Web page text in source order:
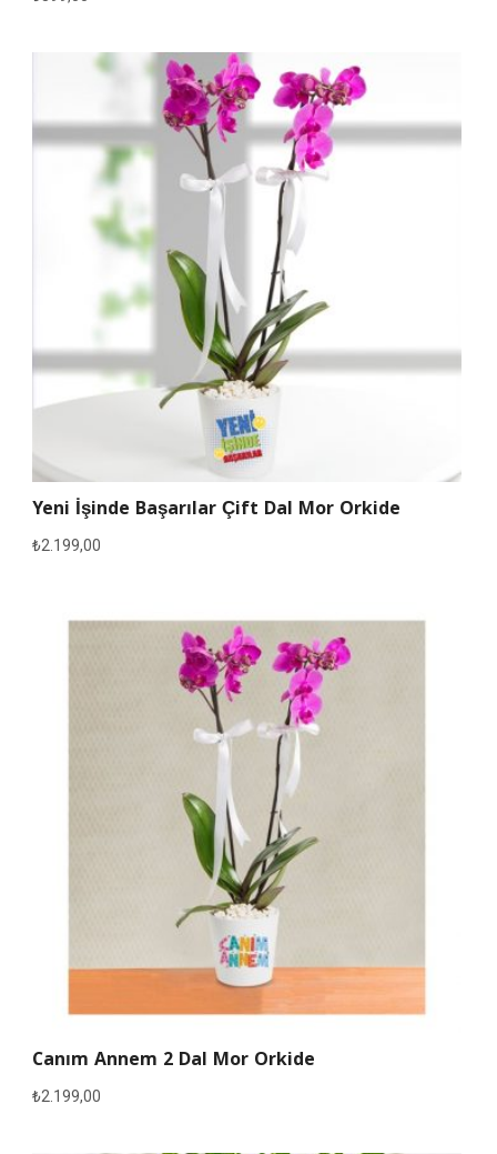
Yeni İşinde Başarılar Çift Dal Mor Orkide
₺2.199,00
Canım Annem 2 Dal Mor Orkide
₺2.199,00